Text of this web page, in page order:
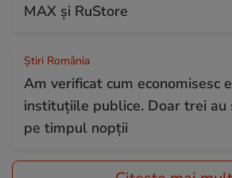
MAX și RuStore
Știri România
Am verificat cum economisesc
instituțiile publice. Doar trei au
pe timpul nopții